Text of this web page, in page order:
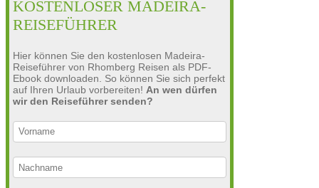
KOSTENLOSER MADEIRA-
REISEFÜHRER
Hier können Sie den kostenlosen Madeira-
Reiseführer von Rhomberg Reisen als PDF-
Ebook downloaden. So können Sie sich perfekt
auf Ihren Urlaub vorbereiten! An wen dürfen
wir den Reiseführer senden?